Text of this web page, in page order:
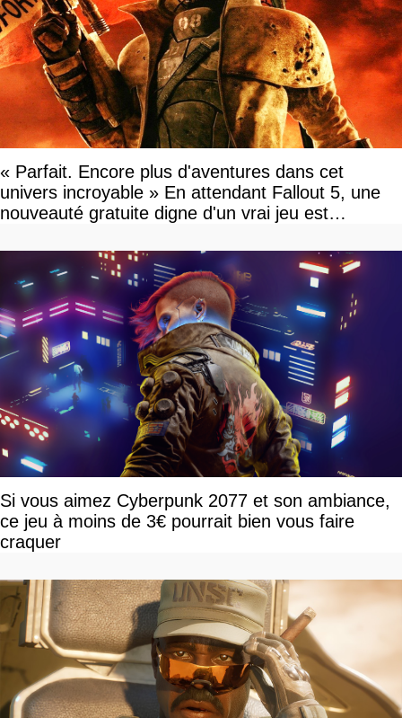
« Parfait. Encore plus d'aventures dans cet
univers incroyable » En attendant Fallout 5, une
nouveauté gratuite digne d'un vrai jeu est
Si vous aimez Cyberpunk 2077 et son ambiance,
ce jeu à moins de 3€ pourrait bien vous faire
craquer